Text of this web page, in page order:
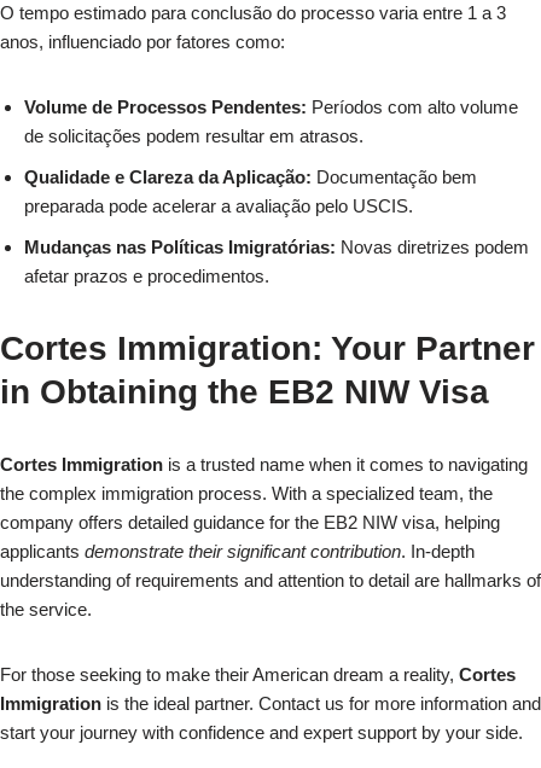
O tempo estimado para conclusão do processo varia entre 1 a 3
anos, influenciado por fatores como:
Volume de Processos Pendentes: Períodos com alto volume
de solicitações podem resultar em atrasos.
Qualidade e Clareza da Aplicação: Documentação bem
preparada pode acelerar a avaliação pelo USCIS.
Mudanças nas Políticas Imigratórias: Novas diretrizes podem
afetar prazos e procedimentos.
Cortes Immigration: Your Partner
in Obtaining the EB2 NIW Visa
Cortes Immigration is a trusted name when it comes to navigating
the complex immigration process. With a specialized team, the
company offers detailed guidance for the EB2 NIW visa, helping
applicants demonstrate their significant contribution. In-depth
understanding of requirements and attention to detail are hallmarks of
the service.
For those seeking to make their American dream a reality, Cortes
Immigration is the ideal partner. Contact us for more information and
start your journey with confidence and expert support by your side.